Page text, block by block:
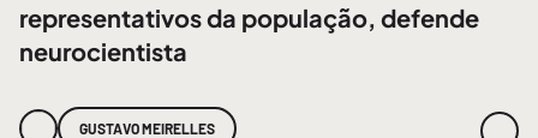
representativos da população, defende
neurocientista
GUSTAVO MEIRELLES